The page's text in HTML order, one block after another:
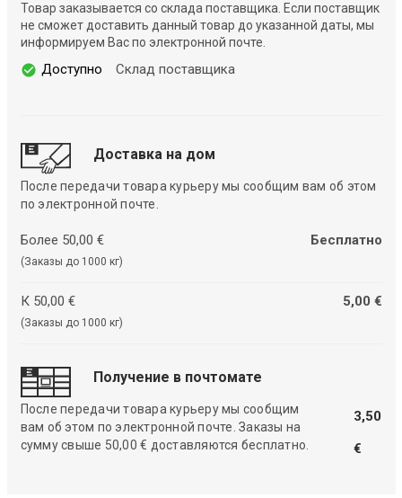
Товар заказывается со склада поставщика. Если поставщик
не сможет доставить данный товар до указанной даты, мы
информируем Вас по электронной почте.
Доступно Склад поставщика
Доставка на дом
После передачи товара курьеру мы сообщим вам об этом
по электронной почте.
Более 50,00 €
(Заказы до 1000 кг)
Бесплатно
К 50,00 €
(Заказы до 1000 кг)
5,00 €
Получение в почтомате
После передачи товара курьеру мы сообщим
вам об этом по электронной почте. Заказы на
сумму свыше 50,00 € доставляются бесплатно.
3,50
€